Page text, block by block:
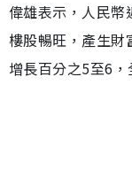
偉雄表示，人民
樓股暢旺，產生
增長百分之5至6